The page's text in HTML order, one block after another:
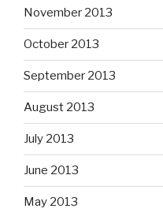
November 2013
October 2013
September 2013
August 2013
July 2013
June 2013
May 2013